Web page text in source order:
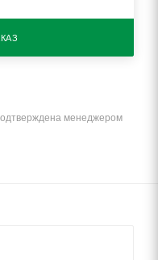
менеджером